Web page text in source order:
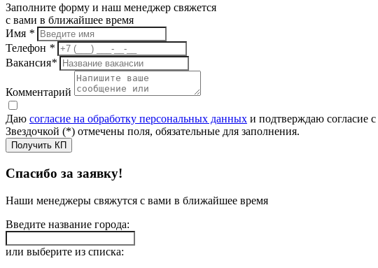
Заполните форму и наш менеджер свяжется
с вами в ближайшее время
Имя *
Телефон *
Вакансия*
Комментарий
Даю согласие на обработку персональных данных и подтверждаю согласие с
Звездочкой (*) отмечены поля, обязательные для заполнения.
Получить КП
Спасибо за заявку!
Наши менеджеры свяжутся с вами в ближайшее время
Введите название города:
или выберите из списка: